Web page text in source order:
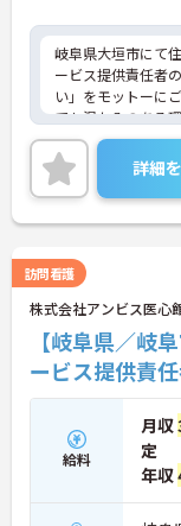
岐阜県大垣市にて
ービス提供責任者
い」をモットーに
ても温かみのある
用者一人ひとりに
ただける方を募集
の経験がなくスタ
ます。
ご興味のある方に
さい！
詳細
訪問看護
株式会社アンビス医心
【岐阜県／岐
ービス提供責
給料
月収
定
年収